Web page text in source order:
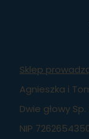
Sklep
Agnieszka i
Dwie głowy
NIP